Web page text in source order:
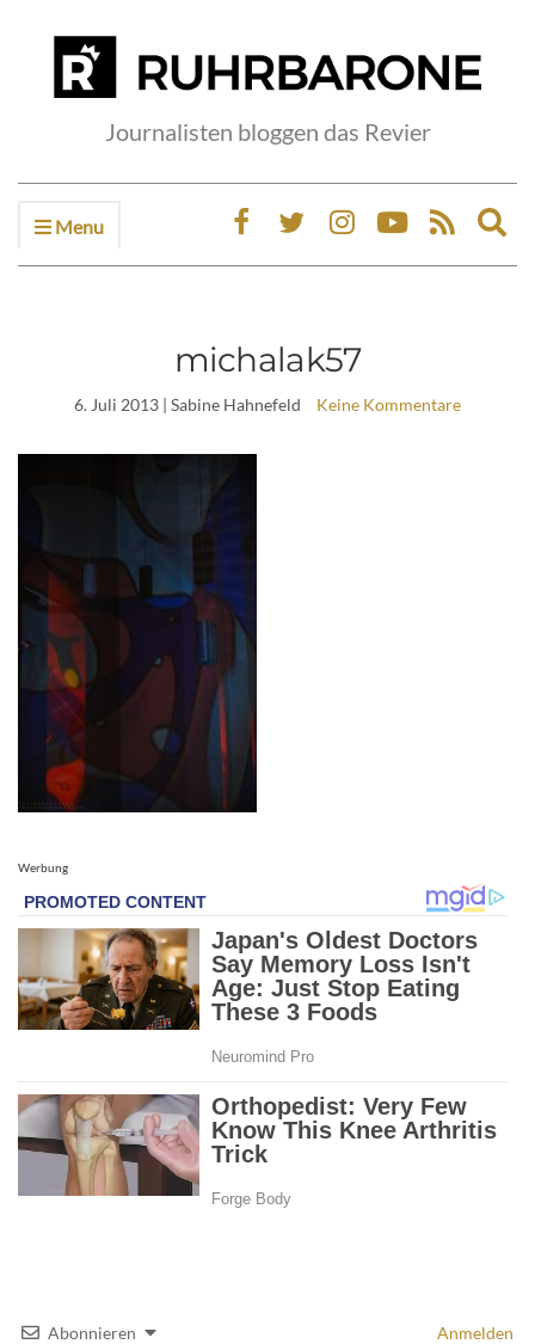
Journalisten bloggen das Revier
Menu
michalak57
6. Juli 2013 | Sabine Hahnefeld Keine Kommentare
Werbung
Abonnieren Anmelden